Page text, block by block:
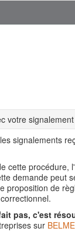
votre
signalements
cette
demande peut
proposition de
pas, c'est
sur